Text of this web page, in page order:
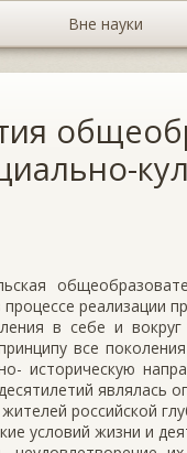
Вне науки
реализации
в себе и
все
историческую
являлась
российской
условий жизни и